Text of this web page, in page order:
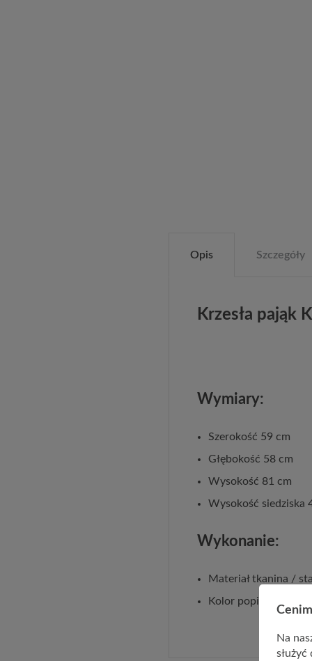
Opis Szczegóły
Krzesła pająk
Wymiary:
Szerokość 59 cm
Głębokość 58 cm
Wysokość 81 cm
Wysokość siedziska
Wykonanie:
Materiał tkanina /
Kolor popielaty
Na
służyć